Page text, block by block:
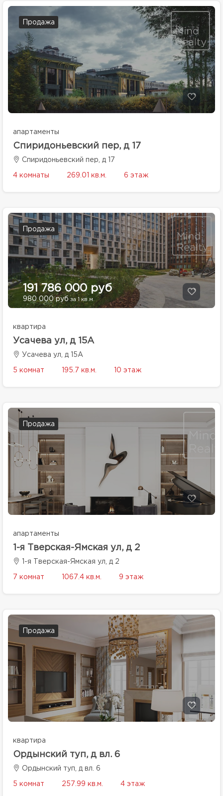
Продажа
апартаменты
Спиридоньевский пер, д 17
Спиридоньевский пер, д 17
4 комнаты 269.01 кв.м. 6 этаж
Продажа
191 786 000 руб
980 000 руб за 1 кв.м.
квартира
Усачева ул, д 15А
Усачева ул, д 15А
5 комнат 195.7 кв.м. 10 этаж
Продажа
апартаменты
1-я Тверская-Ямская ул, д 2
1-я Тверская-Ямская ул, д 2
7 комнат 1067.4 кв.м. 9 этаж
Продажа
квартира
Ордынский туп, д вл. 6
Ордынский туп, д вл. 6
5 комнат 257.99 кв.м. 4 этаж